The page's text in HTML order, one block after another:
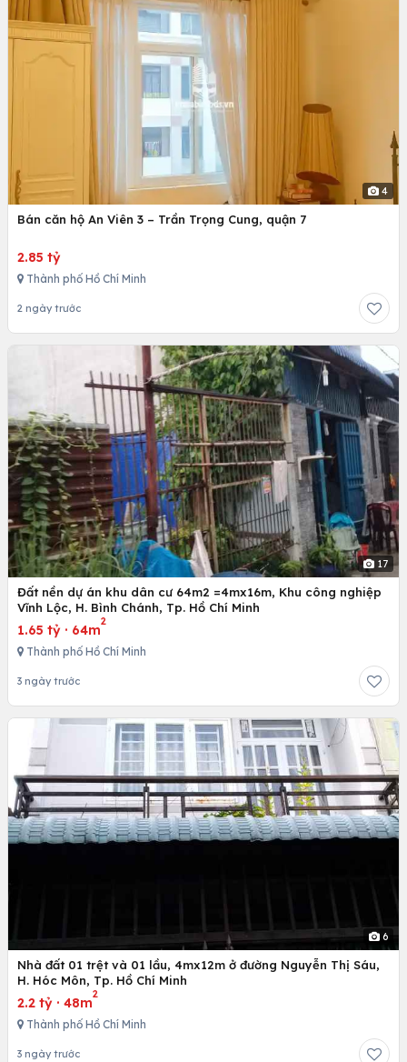
4
Bán căn hộ An Viên 3 – Trần Trọng Cung, quận 7
2.85 tỷ
Thành phố Hồ Chí Minh
2 ngày trước
17
Đất nền dự án khu dân cư 64m2 =4mx16m, Khu công nghiệp
Vĩnh Lộc, H. Bình Chánh, Tp. Hồ Chí Minh
1.65 tỷ · 64m
2
Thành phố Hồ Chí Minh
3 ngày trước
6
Nhà đất 01 trệt và 01 lầu, 4mx12m ở đường Nguyễn Thị Sáu,
H. Hóc Môn, Tp. Hồ Chí Minh
2.2 tỷ · 48m
2
Thành phố Hồ Chí Minh
3 ngày trước